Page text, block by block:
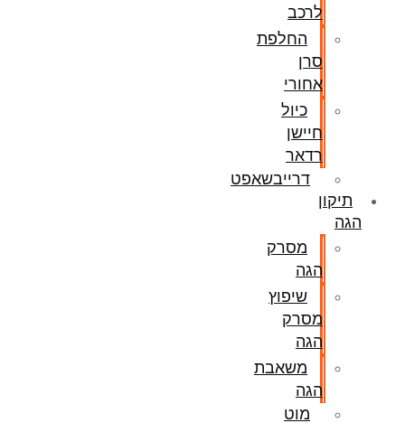
לרכב
החלפת
סרן
אחורי
כיול
חיישן
רדאר
דרייבשאפט
תיקון
הגה
מסרק
הגה
שיפוץ
מסרק
הגה
משאבת
הגה
מוט